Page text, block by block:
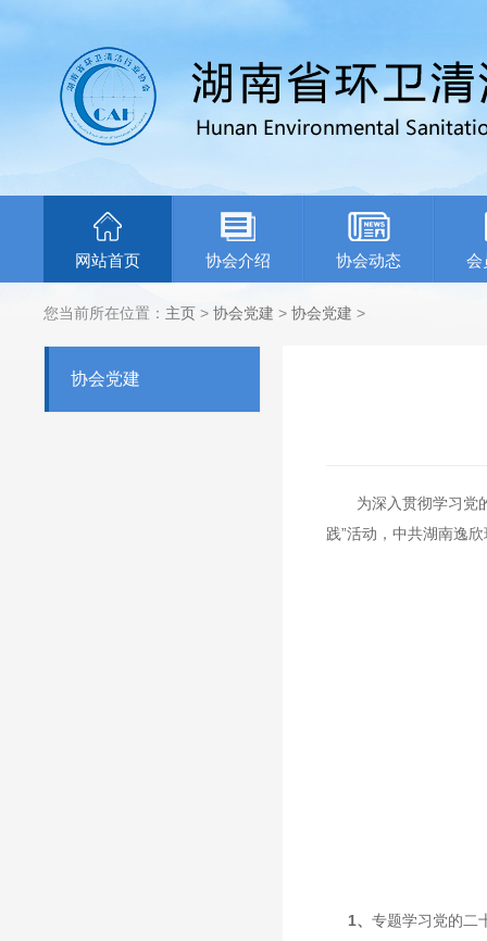
网站首页 协会介绍 协会动态 会
您当前所在位置： 主页 > 协会党建 > 协会党建 >
协会党建
为深入贯彻学习党
践”活动，中共湖南逸
1、 专题学习党的二